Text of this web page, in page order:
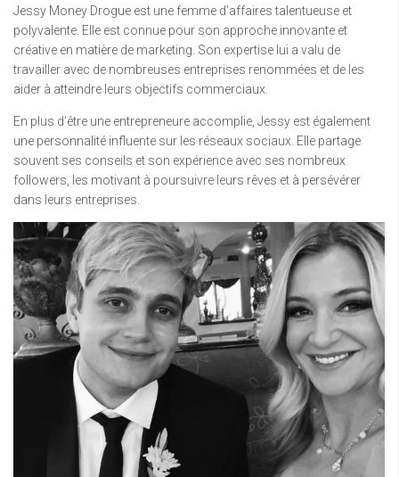
Jessy Money Drogue est une femme d’affaires talentueuse et
polyvalente. Elle est connue pour son approche innovante et
créative en matière de marketing. Son expertise lui a valu de
travailler avec de nombreuses entreprises renommées et de les
aider à atteindre leurs objectifs commerciaux.
En plus d’être une entrepreneure accomplie, Jessy est également
une personnalité influente sur les réseaux sociaux. Elle partage
souvent ses conseils et son expérience avec ses nombreux
followers, les motivant à poursuivre leurs rêves et à persévérer
dans leurs entreprises.